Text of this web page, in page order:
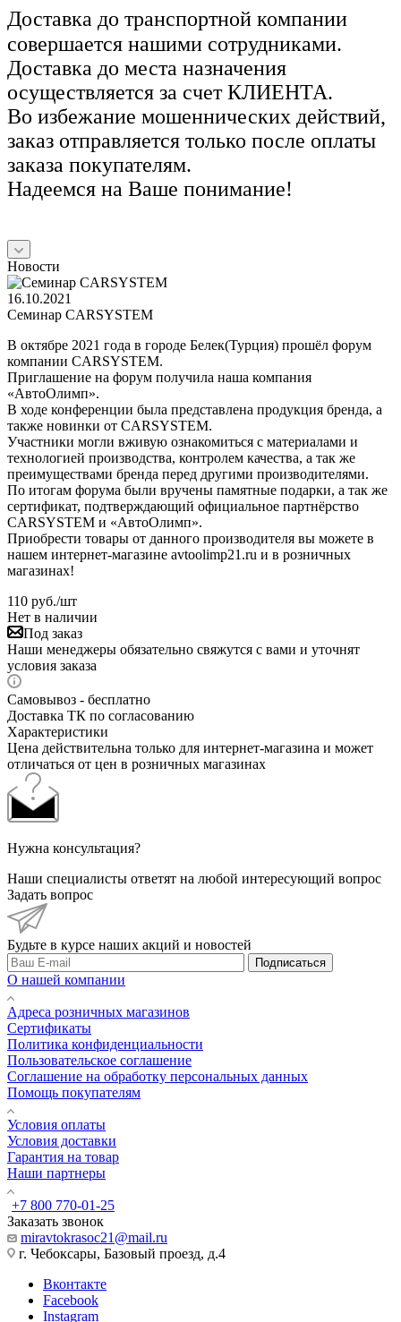
Доставка до транспортной компании
совершается нашими сотрудниками.
Доставка до места назначения
осуществляется за счет КЛИЕНТА.
Во избежание мошеннических действий,
заказ отправляется только после оплаты
заказа покупателям.
Надеемся на Ваше понимание!
Новости
16.10.2021
Семинар CARSYSTEM
В октябре 2021 года в городе Белек(Турция) прошёл форум
компании CARSYSTEM.
Приглашение на форум получила наша компания
«АвтоОлимп».
В ходе конференции была представлена продукция бренда, а
также новинки от CARSYSTEM.
Участники могли вживую ознакомиться с материалами и
технологией производства, контролем качества, а так же
преимуществами бренда перед другими производителями.
По итогам форума были вручены памятные подарки, а так же
сертификат, подтверждающий официальное партнёрство
CARSYSTEM и «АвтоОлимп».
Приобрести товары от данного производителя вы можете в
нашем интернет-магазине avtoolimp21.ru и в розничных
магазинах!
110 руб./шт
Нет в наличии
Под заказ
Наши менеджеры обязательно свяжутся с вами и уточнят
условия заказа
Самовывоз - бесплатно
Доставка ТК по согласованию
Характеристики
Цена действительна только для интернет-магазина и может
отличаться от цен в розничных магазинах
Нужна консультация?
Наши специалисты ответят на любой интересующий вопрос
Задать вопрос
Будьте в курсе наших акций и новостей
Подписаться
О нашей компании
Адреса розничных магазинов
Сертификаты
Политика конфиденциальности
Пользовательское соглашение
Соглашение на обработку персональных данных
Помощь покупателям
Условия оплаты
Условия доставки
Гарантия на товар
Наши партнеры
+7 800 770-01-25
Заказать звонок
miravtokrasoc21@mail.ru
г. Чебоксары, Базовый проезд, д.4
Вконтакте
Facebook
Instagram